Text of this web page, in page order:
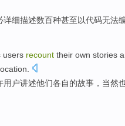
详细描述数百种甚至以代码无法
users recount their own stories
用户讲述他们各自的故事 ，当然